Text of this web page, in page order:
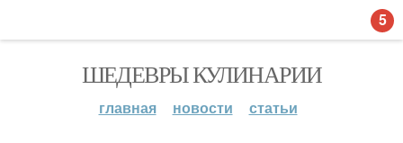
ШЕДЕВРЫ КУЛИНАРИИ
главная новости статьи
5